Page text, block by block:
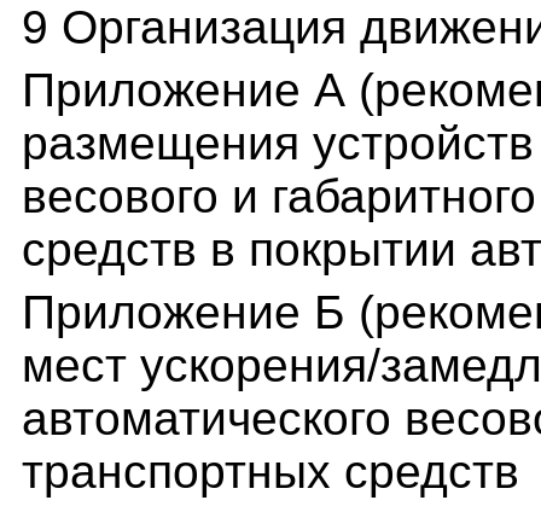
9 Организация
Приложение А
размещения устройств
весового и
средств в покрытии
Приложение Б
мест ускорения/
автоматического
транспортных средств